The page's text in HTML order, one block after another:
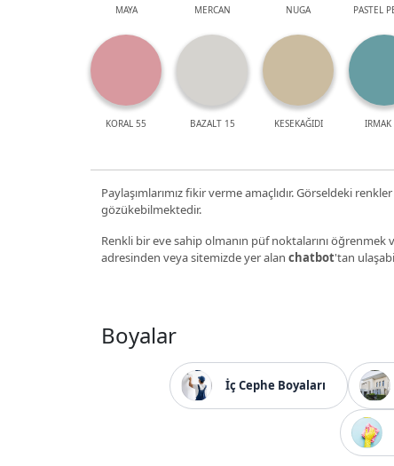
MAYA MERCAN NUGA PASTEL
KORAL 55 BAZALT 15 KESEKAĞIDI IRMAK
Paylaşımlarımız fikir verme amaçlıdır. Görseldeki
gözükebilmektedir.
Renkli bir eve sahip olmanın püf noktalarını öğrenmek
adresinden veya sitemizde yer alan chatbot'tan
Boyalar
İç Cephe Boyaları